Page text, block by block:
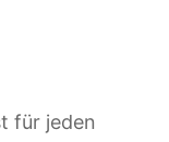
für jeden